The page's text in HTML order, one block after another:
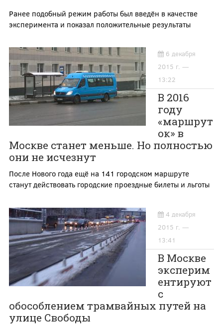
Ранее подобный режим работы был введён в качестве
эксперимента и показал положительные результаты
6 декабря
2015 г. —
13:22
В 2016
году
«маршрут
ок» в
Москве станет меньше. Но полностью
они не исчезнут
После Нового года ещё на 141 городском маршруте
станут действовать городские проездные билеты и льготы
4 декабря
2015 г. —
13:41
В Москве
эксперим
ентируют
с
обособлением трамвайных путей на
улице Свободы